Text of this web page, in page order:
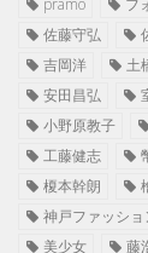
pramo フ
佐藤守弘
吉岡洋
土
安田昌弘
小野原教子
工藤健志
榎本幹朗
神戸ファッシ
美少女
藤